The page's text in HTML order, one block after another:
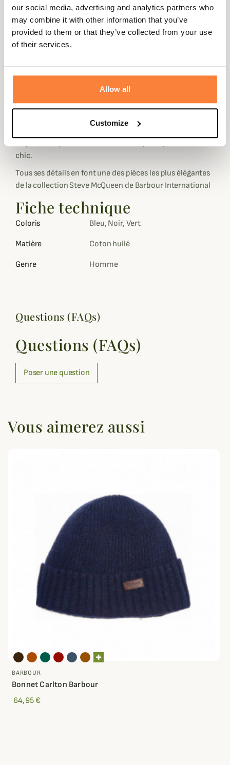
our social media, advertising and analytics partners who
may combine it with other information that you’ve
provided to them or that they’ve collected from your use
of their services.
Allow all
Customize
dynamique et élégante.
La veste Merchant dispose de deux poches repose-mains
avec rabats à pression avec comme petite subtilité la
pression droite à imprimé drapeau Américain.
On retrouve un détail supplémentaire dans le dos en
surplus de coton huilé qui fait tout le charme de cette
La veste Merchant de Barbour International s'associera
un pull Barbour ou
inspiré du style du célèbre Steve Mc Queen, baroudeur
chic.
Tous ses détails en font une des pièces les plus élégantes
de la collection Steve McQueen de Barbour International
Fiche technique
Coloris Bleu, Noir, Vert
Matière Coton huilé
Genre Homme
Questions (FAQs)
Questions (FAQs)
Poser une question
Vous aimerez aussi
BARBOUR
Bonnet Carlton Barbour
64,95 €